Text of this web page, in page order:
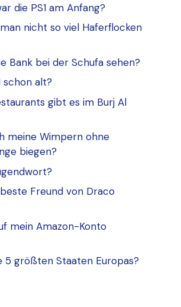
die PS1 am Anfang?
nicht so viel Haferflocken
Bank bei der Schufa sehen?
schon alt?
gibt es im Burj Al
meine Wimpern ohne
biegen?
Freund von Draco
mein Amazon-Konto
5 größten Staaten Europas?